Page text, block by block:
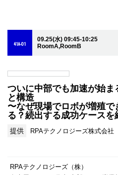
41A-01
09.25(水) 09:45-10:25
RoomA,RoomB
ついに中部でも加速が始
と構造
〜なぜ現場でロボが増殖
る？続出する成功ケースを
提供 RPAテクノロジーズ株式会社
RPAテクノロジーズ（株）